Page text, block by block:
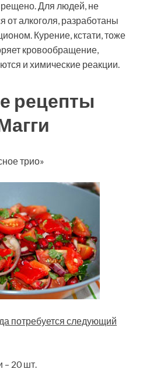
Для людей, не
от алкоголя, разработаны
Курение, кстати, тоже
кровообращение,
и химические реакции.
рецепты
трио»
потребуется следующий
20 шт.